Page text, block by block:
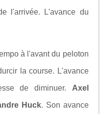
l'arrivée. L'avance du
à l'avant du peloton
la course. L'avance
de diminuer. Axel
Huck. Son avance